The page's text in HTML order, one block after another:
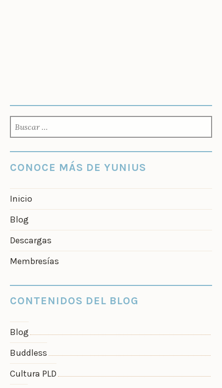
CONOCE MÁS DE YUNIUS
Inicio
Blog
Descargas
Membresías
CONTENIDOS DEL BLOG
Blog
Buddless
Cultura PLD